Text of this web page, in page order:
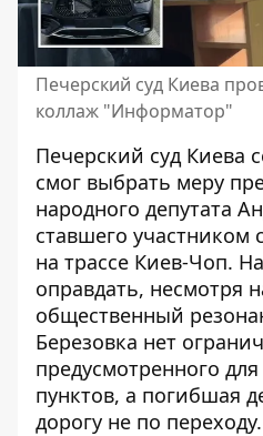
Печерский суд Киева
коллаж "Информатор"
Печерский суд Киева
смог выбрать меру
народного депутата
ставшего участником
на трассе Киев-Чоп.
оправдать, несмотря
общественный
Березовка нет
предусмотренного
пунктов, а погибшая
дорогу не по переходу.